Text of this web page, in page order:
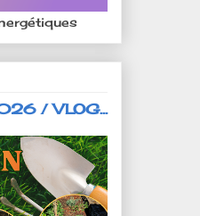
/ VLOG...